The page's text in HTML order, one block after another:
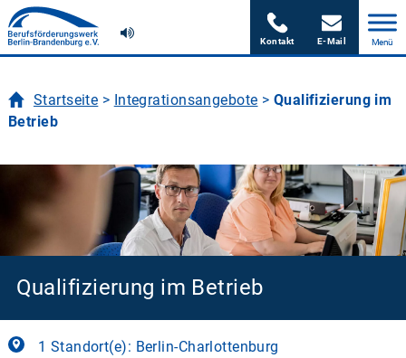
Skip
to
content
Startseite > Integrationsangebote > Qualifizierung im
Betrieb
Qualifizierung im Betrieb
1 Standort(e): Berlin-Charlottenburg